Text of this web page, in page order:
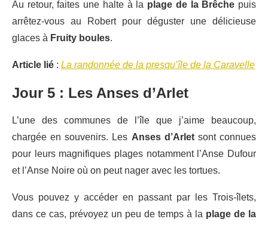
Au retour, faites une halte à la plage de la Brêche puis
arrêtez-vous au Robert pour déguster une délicieuse
glaces à Fruity boules.
Article lié : La randonnée de la presqu’île de la Caravelle
Jour 5 : Les Anses d’Arlet
L’une des communes de l’île que j’aime beaucoup,
chargée en souvenirs. Les Anses d’Arletsont connues
pour leurs magnifiques plages notamment l’Anse Dufour
et l’Anse Noire où on peut nager avec les tortues.
Vous pouvez y accéder en passant par les Trois-îlets,
dans ce cas, prévoyez un peu de temps à la plage de la